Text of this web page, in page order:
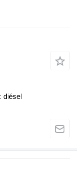
diésel